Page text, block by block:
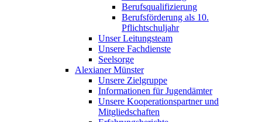
Berufsqualifizierung
Berufsförderung als 10.
Pflichtschuljahr
Unser Leitungsteam
Unsere Fachdienste
Seelsorge
Alexianer Münster
Unsere Zielgruppe
Informationen für Jugendämter
Unsere Kooperationspartner und
Mitgliedschaften